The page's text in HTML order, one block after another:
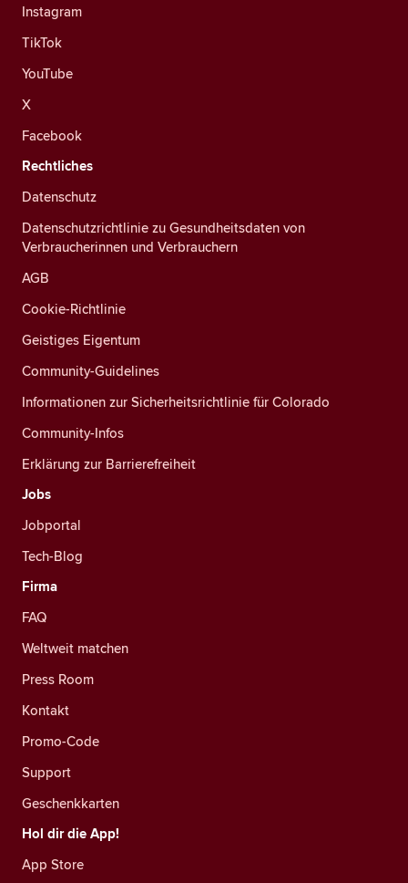
Instagram
TikTok
YouTube
X
Facebook
Rechtliches
Datenschutz
Datenschutzrichtlinie zu Gesundheitsdaten von
Verbraucherinnen und Verbrauchern
AGB
Cookie-Richtlinie
Geistiges Eigentum
Community-Guidelines
Informationen zur Sicherheitsrichtlinie für Colorado
Community-Infos
Erklärung zur Barrierefreiheit
Jobs
Jobportal
Tech-Blog
Firma
FAQ
Weltweit matchen
Press Room
Kontakt
Promo-Code
Support
Geschenkkarten
Hol dir die App!
App Store